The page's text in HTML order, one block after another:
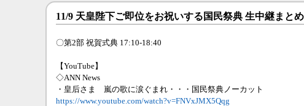
11/9 天皇陛下ご即位をお祝いする国民祭典 生中継まとめ
〇第2部 祝賀式典 17:10-18:40
【YouTube】
◇ANN News
・皇后さま 嵐の歌に涙ぐまれ・・・国民祭典ノーカット
https://www.youtube.com/watch?v=FNVxJMX5Qqg